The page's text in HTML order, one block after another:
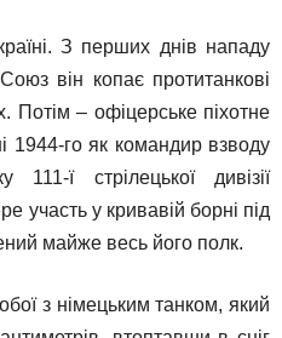
З перших днів нападу
він копає протитанкові
Потім – офіцерське піхотне
1944-го як командир взводу
111-ї стрілецької дивізії
участь у кривавій борні під
майже весь його полк.
з німецьким танком, який